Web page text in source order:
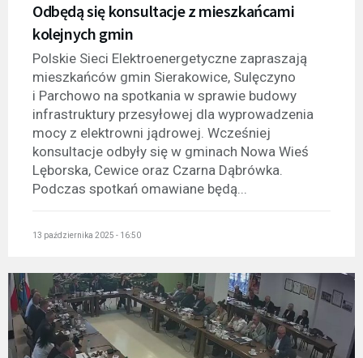
Odbędą się konsultacje z mieszkańcami
kolejnych gmin
Polskie Sieci Elektroenergetyczne zapraszają
mieszkańców gmin Sierakowice, Sulęczyno
i Parchowo na spotkania w sprawie budowy
infrastruktury przesyłowej dla wyprowadzenia
mocy z elektrowni jądrowej. Wcześniej
konsultacje odbyły się w gminach Nowa Wieś
Lęborska, Cewice oraz Czarna Dąbrówka.
Podczas spotkań omawiane będą...
13 października 2025 - 16:50